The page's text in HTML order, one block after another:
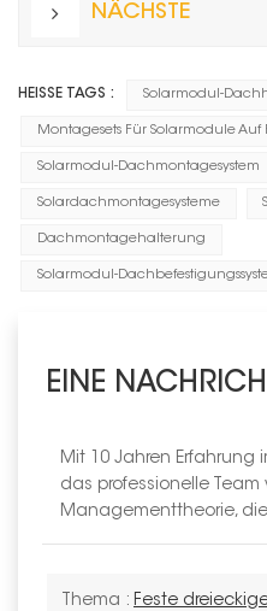
NÄCHSTE
HEISSE TAGS : Solarmodul-
Montagesets Für Solarmodule
Solarmodul-Dachmontagesystem
Solardachmontagesysteme
Dachmontagehalterung
Solarmodul-
EINE
Mit 10 Jahren Erfahrung
das professionelle Team
Managementtheorie, die
Thema : Feste